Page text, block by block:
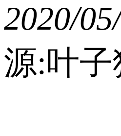
2020/
源:叶子